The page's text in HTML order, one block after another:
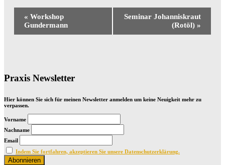
Veranstaltung-
Navigation
« Workshop
Gundermann
Seminar Johanniskraut
(Rotöl) »
Praxis Newsletter
Hier können Sie sich für meinen Newsletter anmelden um keine Neuigkeit mehr zu
verpassen.
Vorname
Nachname
Email
Indem Sie fortfahren, akzeptieren Sie unsere Datenschutzerklärung.